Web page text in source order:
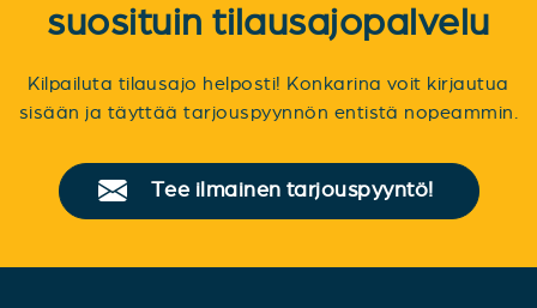
suosituin tilausajopalvelu
Kilpailuta tilausajo helposti! Konkarina voit kirjautua
sisään ja täyttää tarjouspyynnön entistä nopeammin.
Tee ilmainen tarjouspyyntö!